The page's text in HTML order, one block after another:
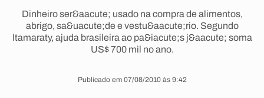
Dinheiro ser&aacute; usado na compra de alimentos,
abrigo, sa&uacute;de e vestu&aacute;rio. Segundo
Itamaraty, ajuda brasileira ao pa&iacute;s j&aacute; soma
US$ 700 mil no ano.
Publicado em 07/08/2010 às 9:42